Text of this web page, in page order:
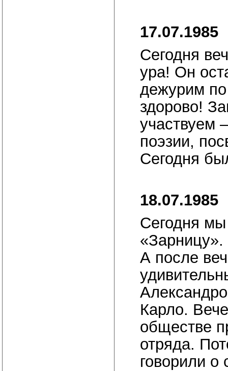
17.07.1985
Сегодня
ура! Он
дежурим
здорово!
участвуем
поэзии,
Сегодня
18.07.1985
Сегодня
А после
Карло.
обществе
отряда.
говорили о